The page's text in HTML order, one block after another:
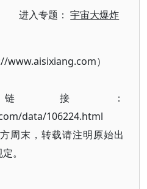
进入专题：宇宙大爆炸
www.aisixiang.com）
接：
data/106224.html
周末，转载请注明原始出
。